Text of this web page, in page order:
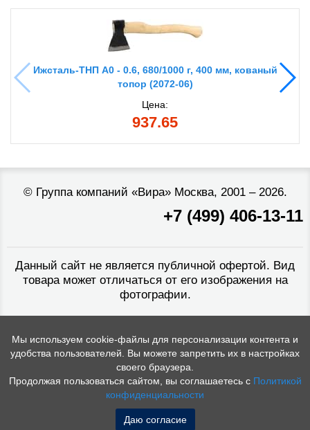
Ижсталь-ТНП А0 - 0.6, 680/1000 г, 400 мм, кованый
топор (2072-06)
Цена:
937.65
© Группа компаний «Вира»Москва, 2001 – 2026.
+7 (499) 406-13-11
Данный сайт не является публичной офертой. Вид
товара может отличаться от его изображения на
фотографии.
Мы используем cookie-файлы для персонализации контента и
удобства пользователей. Вы можете запретить их в настройках
своего браузера.
Продолжая пользоваться сайтом, вы соглашаетесь с Политикой
конфиденциальности
Даю согласие